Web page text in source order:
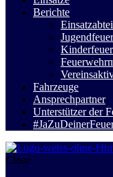
Berichte
Fahrzeuge
Ansprechpartner
Unterstützer der
Close